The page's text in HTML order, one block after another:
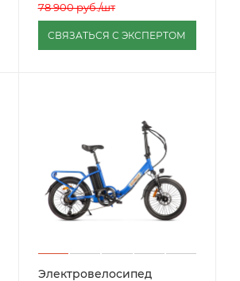
78 900руб./шт
СВЯЗАТЬСЯ С ЭКСПЕРТОМ
Электровелосипед